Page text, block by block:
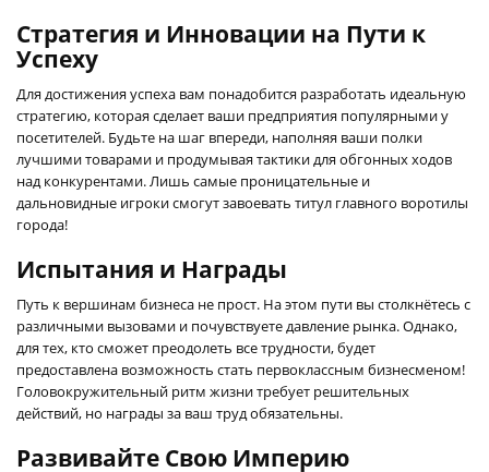
Стратегия и Инновации на Пути к
Успеху
Для достижения успеха вам понадобится разработать идеальную
стратегию, которая сделает ваши предприятия популярными у
посетителей. Будьте на шаг впереди, наполняя ваши полки
лучшими товарами и продумывая тактики для обгонных ходов
над конкурентами. Лишь самые проницательные и
дальновидные игроки смогут завоевать титул главного воротилы
города!
Испытания и Награды
Путь к вершинам бизнеса не прост. На этом пути вы столкнётесь с
различными вызовами и почувствуете давление рынка. Однако,
для тех, кто сможет преодолеть все трудности, будет
предоставлена возможность стать первоклассным бизнесменом!
Головокружительный ритм жизни требует решительных
действий, но награды за ваш труд обязательны.
Развивайте Свою Империю